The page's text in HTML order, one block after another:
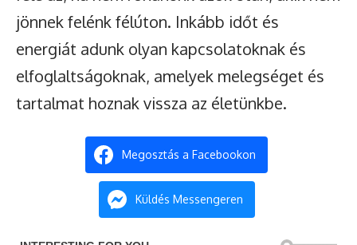
jönnek felénk félúton. Inkább időt és
energiát adunk olyan kapcsolatoknak és
elfoglaltságoknak, amelyek melegséget és
tartalmat hoznak vissza az életünkbe.
Megosztás a Facebookon
Küldés Messengeren